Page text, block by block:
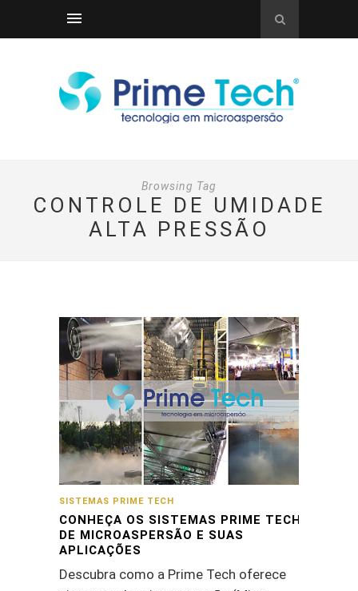
Browsing Tag
CONTROLE DE UMIDADE
ALTA PRESSÃO
SISTEMAS PRIME TECH
CONHEÇA OS SISTEMAS PRIME TECH
DE MICROASPERSÃO E SUAS
APLICAÇÕES
Descubra como a Prime Tech oferece